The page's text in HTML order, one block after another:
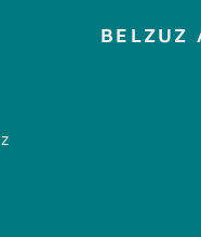
BELZUZ